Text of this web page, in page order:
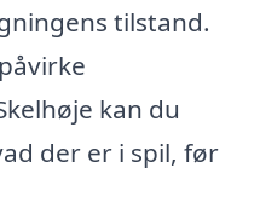
tilstand.
kan du
der er i spil, før